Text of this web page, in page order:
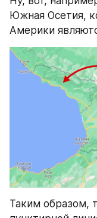
Южная Осетия,
Америки
Таким образом,